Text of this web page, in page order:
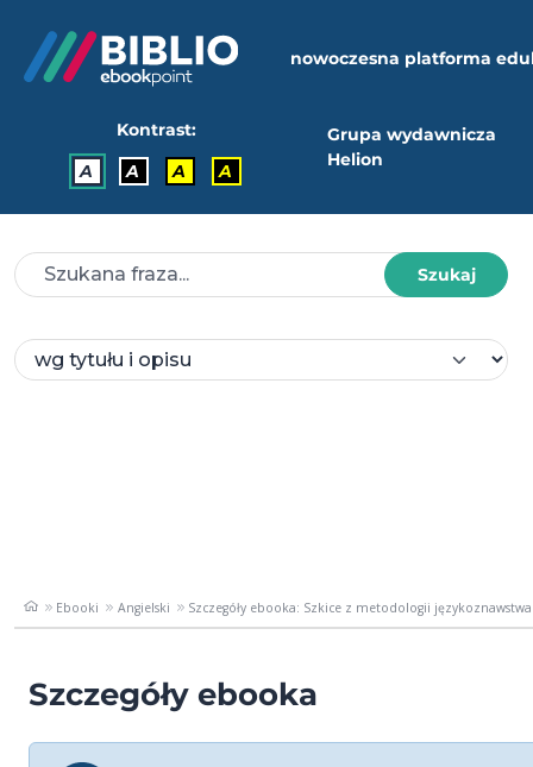
nowoczesna platforma
Kontrast:
A
A A A
Grupa wydawnicza
Helion
Szukaj
Ebooki Angielski Szczegóły ebooka: Szkice z metodologii
Szczegóły ebooka